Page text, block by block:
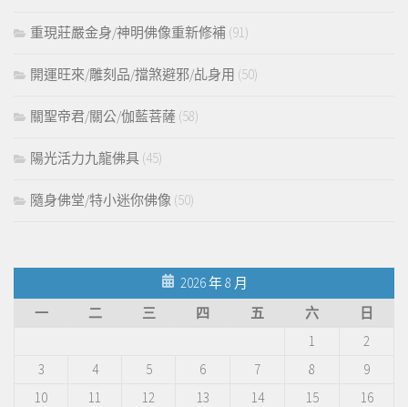
重現莊嚴金身/神明佛像重新修補 (91)
開運旺來/雕刻品/擋煞避邪/乩身用 (50)
關聖帝君/關公/伽藍菩薩 (58)
陽光活力九龍佛具 (45)
隨身佛堂/特小迷你佛像 (50)
2026 年 8 月
一
二 三 四 五 六
日
1
2
3
4 5 6 7 8
9
10
11 12 13 14 15
16